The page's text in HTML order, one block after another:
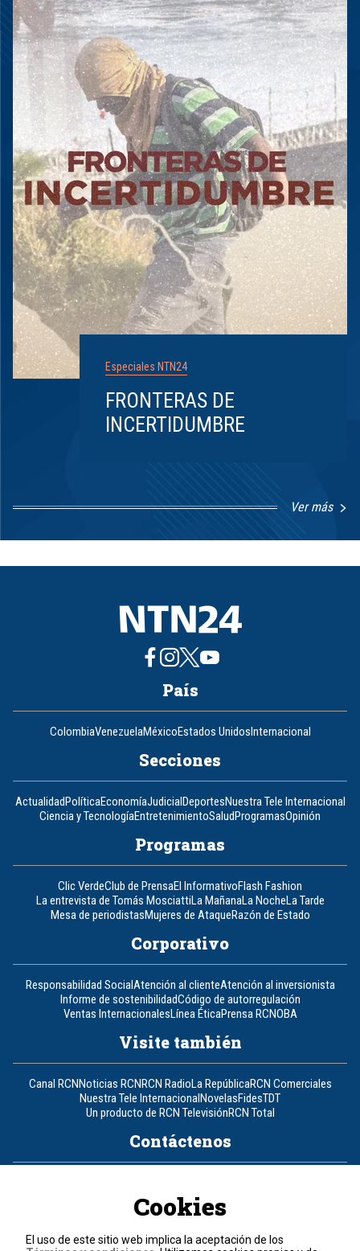
Especiales NTN24
FRONTERAS DE
INCERTIDUMBRE
Ver más
1
8
País
ColombiaVenezuelaMéxicoEstados UnidosInternacional
Secciones
ActualidadPolíticaEconomíaJudicialDeportesNuestra Tele Internacional
Ciencia y TecnologíaEntretenimientoSaludProgramasOpinión
Programas
Clic VerdeClub de PrensaEl InformativoFlash Fashion
La entrevista de Tomás MosciattiLa MañanaLa NocheLa Tarde
Mesa de periodistasMujeres de AtaqueRazón de Estado
Corporativo
Responsabilidad SocialAtención al clienteAtención al inversionista
Informe de sostenibilidadCódigo de autorregulación
Ventas InternacionalesLínea ÉticaPrensa RCNOBA
Visite también
Canal RCNNoticias RCNRCN RadioLa RepúblicaRCN Comerciales
Nuestra Tele InternacionalNovelasFidesTDT
Un producto de RCN TelevisiónRCN Total
Contáctenos
Política de cookies
Términos y condiciones
Cookies
El uso de este sitio web implica la aceptación de los